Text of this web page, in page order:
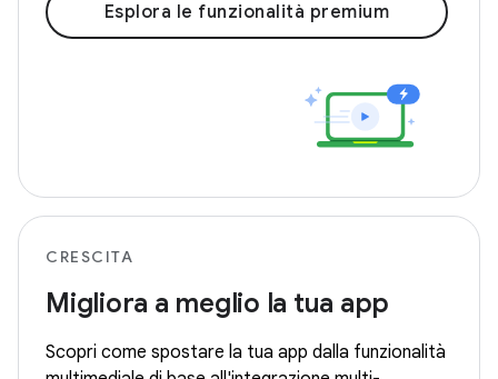
Esplora le funzionalità premium
CRESCITA
Migliora a meglio la tua app
Scopri come spostare la tua app dalla funzionalità